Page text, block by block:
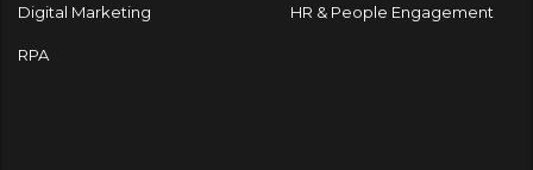
Digital Marketing HR & People Engagement
RPA